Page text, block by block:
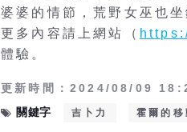
婆婆的情節，荒野女巫也
更多內容請上網站（
體驗。
更新時間：2024/08/09
關鍵字
吉卜力 霍爾的移